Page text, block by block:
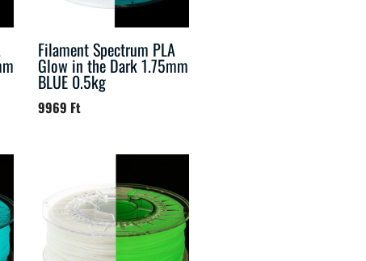
Filament Spectrum PLA
Glow in the Dark 1.75mm
BLUE 0.5kg
9969 Ft